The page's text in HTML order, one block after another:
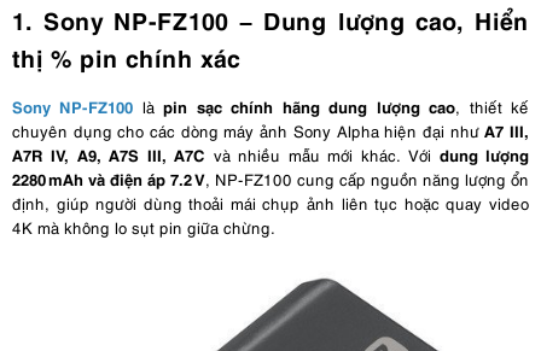
Sony FX3A + Sony FE 85mm F1.4 GM II
145,100,000đ
157,100,000đ
Sony FX3A + Sony FE 24-70mm F2.8 GM II + DJI RS 4 Pro
161,500,000đ
Sony FX3A + Sony FE 70-200mm F2.8 GM OSS II + DJI RS 4 Pro
172,100,000đ
Sony FX3A + Sony FE 85mm F1.4 GM II + DJI RS 4 Pro
1. Sony NP‑FZ100 – Dung lượng cao, Hiển
thị % pin chính xác
Sony NP‑FZ100 làpin sạc chính hãng dung lượng cao, thiết kế
chuyên dụng cho các dòng máy ảnh Sony Alpha hiện đại nhưA7 III,
A7R IV, A9, A7S III, A7C và nhiều mẫu mới khác. Với dung lượng
2280 mAh và điện áp 7.2 V, NP‑FZ100 cung cấp nguồn năng lượng ổn
định, giúp người dùng thoải mái chụp ảnh liên tục hoặc quay video
4K mà không lo sụt pin giữa chừng.